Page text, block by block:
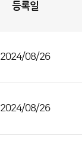
등록일
2024/08/26
2024/08/26